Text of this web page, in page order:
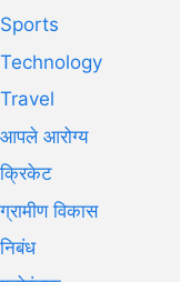
Sports
Technology
Travel
आपले आरोग्य
क्रिकेट
ग्रामीण विकास
निबंध